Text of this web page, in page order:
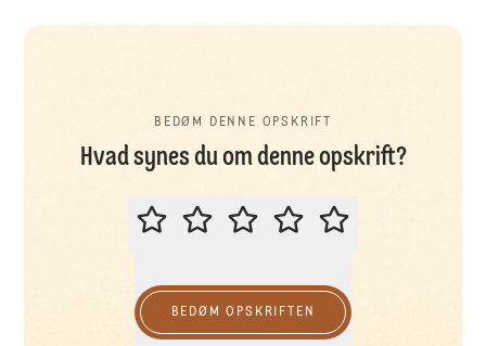
BEDØM DENNE OPSKRIFT
Hvad synes du om denne opskrift?
BEDØM DENNE OPSKRIFT
BEDØM OPSKRIFTEN